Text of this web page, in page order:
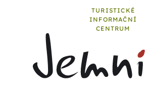
TURISTICKÉ
INFORMAČNÍ
CENTRUM